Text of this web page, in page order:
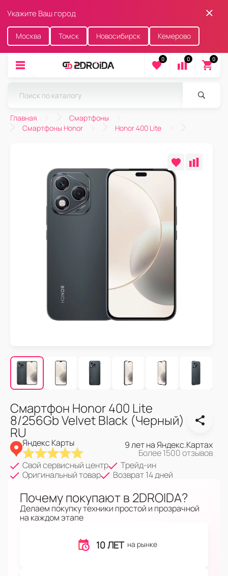
Укажите Ваш город
Москва Томск Новосибирск Кемерово
0 0 0
Главная
Смартфоны
Смартфоны Honor
Honor 400 Lite
Смартфон Honor 400 Lite
8/256Gb Velvet Black (Черный)
RU
Яндекс Карты 9 лет на Яндекс.Картах
Более 1500 отзывов
Свой сервисный центр
Трейд-ин
Оригинальный товар
Возврат 14 дней
Почему покупают в 2DROIDA?
Делаем покупку техники простой и прозрачной
на каждом этапе
10 ЛЕТ на рынке